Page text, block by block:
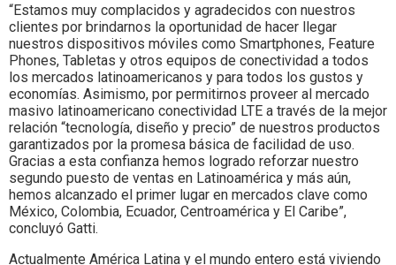
“Estamos muy complacidos y agradecidos con nuestros
clientes por brindarnos la oportunidad de hacer llegar
nuestros dispositivos móviles como Smartphones, Feature
Phones, Tabletas y otros equipos de conectividad a todos
los mercados latinoamericanos y para todos los gustos y
economías. Asimismo, por permitirnos proveer al mercado
masivo latinoamericano conectividad LTE a través de la mejor
relación “tecnología, diseño y precio” de nuestros productos
garantizados por la promesa básica de facilidad de uso.
Gracias a esta confianza hemos logrado reforzar nuestro
segundo puesto de ventas en Latinoamérica y más aún,
hemos alcanzado el primer lugar en mercados clave como
México, Colombia, Ecuador, Centroamérica y El Caribe”,
concluyó Gatti.
Actualmente América Latina y el mundo entero está viviendo